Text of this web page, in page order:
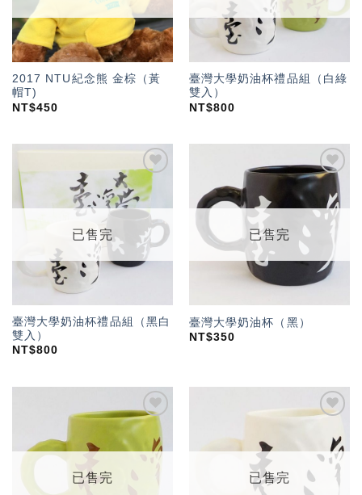
2017 NTU紀念熊 金棕（黃
帽T)
NT$450
臺灣大學奶油杯禮品組（白綠
雙入）
NT$800
加入
「願
望輕
單」
已售完
臺灣大學奶油杯禮品組（黑白
雙入）
NT$800
加入
「願
望輕
單」
已售完
臺灣大學奶油杯（黑）
NT$350
加入
「願
望輕
已售完
「願
望輕
單」
已售完